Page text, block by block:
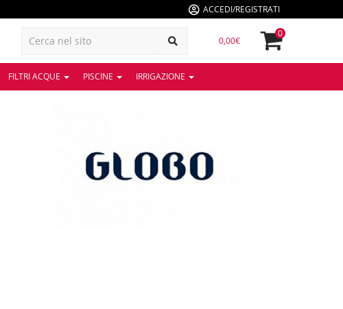
ACCEDI/REGISTRATI
0,00€
0
FILTRI ACQUE PISCINE IRRIGAZIONE